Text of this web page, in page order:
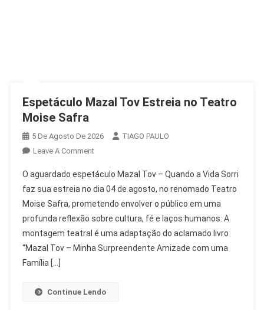
Espetáculo Mazal Tov Estreia no Teatro
Moise Safra
5 De Agosto De 2026
TIAGO PAULO
Leave A CommentOn
Mazal
Tov
Estreia
No
Teatro
Moise
O aguardado espetáculo Mazal Tov – Quando a Vida Sorri
faz sua estreia no dia 04 de agosto, no renomado Teatro
Moise Safra, prometendo envolver o público em uma
profunda reflexão sobre cultura, fé e laços humanos. A
montagem teatral é uma adaptação do aclamado livro
“Mazal Tov – Minha Surpreendente Amizade com uma
Família […]
Continue Lendo